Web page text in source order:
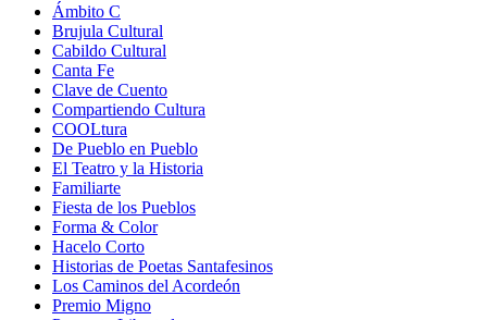
Ámbito C
Brujula Cultural
Cabildo Cultural
Canta Fe
Clave de Cuento
Compartiendo Cultura
COOLtura
De Pueblo en Pueblo
El Teatro y la Historia
Familiarte
Fiesta de los Pueblos
Forma & Color
Hacelo Corto
Historias de Poetas Santafesinos
Los Caminos del Acordeón
Premio Migno